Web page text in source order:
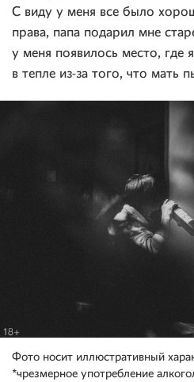
С виду у меня все было
права, папа подарил мне
у меня появилось место, где
в тепле из-за того, что мать
Фото носит иллюстративный
*чрезмерное употребление